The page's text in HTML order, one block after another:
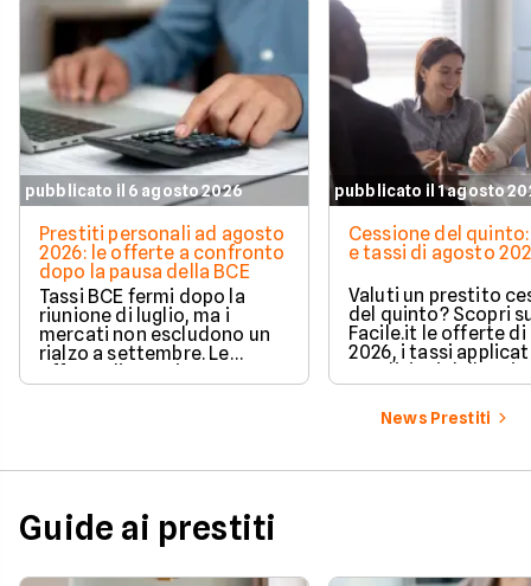
pubblicato il 6 agosto 2026
Prestiti personali ad agosto
2026: le offerte a confronto
dopo la pausa della BCE
Tassi BCE fermi dopo la
riunione di luglio, ma i
mercati non escludono un
rialzo a settembre. Le
offerte di prestito
personale di agosto 2026 su
pubblicato il 1 agosto
Cessione del
e tassi di agosto
Valuti un prestito
del quinto? Scopri
Facile.it le offerte
2026, i tassi
condizioni delle
soluzioni disponibili.
News Prestiti
Guide ai prestiti